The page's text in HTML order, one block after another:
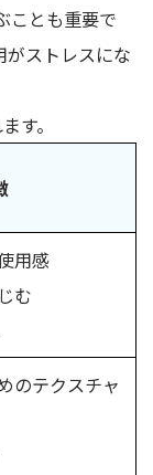
ことも重要で
がストレスにな
す。
用感
む
のテクスチャ